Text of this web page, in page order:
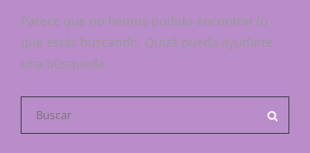
Parece que no hemos podido encontrar lo
que estás buscando. Quizá pueda ayudarte
una búsqueda.